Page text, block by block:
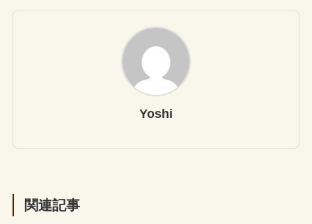
Yoshi
関連記事